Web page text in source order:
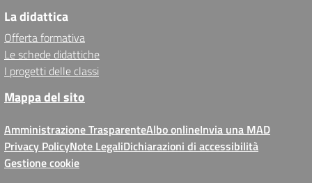
La didattica
Offerta formativa
Le schede didattiche
I progetti delle classi
Mappa del sito
Amministrazione TrasparenteAlbo onlineInvia una MAD
Privacy PolicyNote LegaliDichiarazioni di accessibilità
Gestione cookie